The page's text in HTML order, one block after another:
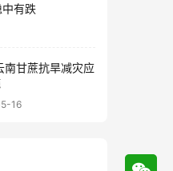
有跌
南甘蔗抗旱减灾应
16